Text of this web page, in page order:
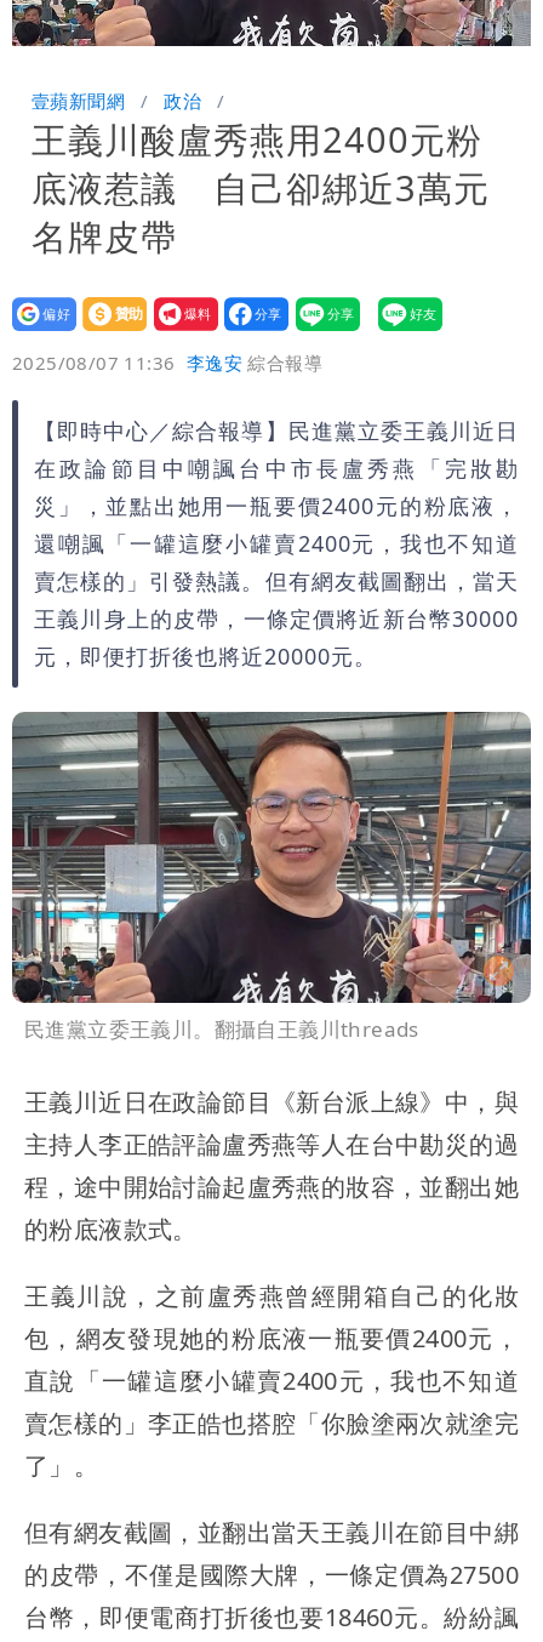
壹蘋新聞網 政治
王義川酸盧秀燕用2400元粉
底液惹議 自己卻綁近3萬元
名牌皮帶
設為
贊助
我要
爆料
2025/08/07 11:36 李逸安 綜合報導
【即時中心／綜合報導】民進黨立委王義川近日
在政論節目中嘲諷台中市長盧秀燕「完妝勘
災」，並點出她用一瓶要價2400元的粉底液，
還嘲諷「一罐這麼小罐賣2400元，我也不知道
賣怎樣的」引發熱議。但有網友截圖翻出，當天
王義川身上的皮帶，一條定價將近新台幣30000
元，即便打折後也將近20000元。
民進黨立委王義川。翻攝自王義川threads
王義川近日在政論節目《新台派上線》中，與
主持人李正皓評論盧秀燕等人在台中勘災的過
程，途中開始討論起盧秀燕的妝容，並翻出她
的粉底液款式。
王義川說，之前盧秀燕曾經開箱自己的化妝
包，網友發現她的粉底液一瓶要價2400元，
直說「一罐這麼小罐賣2400元，我也不知道
賣怎樣的」李正皓也搭腔「你臉塗兩次就塗完
了」。
但有網友截圖，並翻出當天王義川在節目中綁
的皮帶，不僅是國際大牌，一條定價為27500
台幣，即便電商打折後也要18460元。紛紛諷